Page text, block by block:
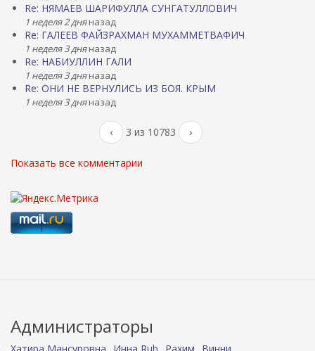
Re: НЯМАЕВ ШАРИФУЛЛА СУНГАТУЛЛОВИЧ
1 неделя 2 дняназад
Re: ГАЛЕЕВ ФАЙЗРАХМАН МУХАММЕТВАФИЧ
1 неделя 3 дняназад
Re: НАБИУЛЛИН ГАЛИ
1 неделя 3 дняназад
Re: ОНИ НЕ ВЕРНУЛИСЬ ИЗ БОЯ. КРЫМ
1 неделя 3 дняназад
‹ 3 из 10783 ›
Показать все комментарии
Администраторы